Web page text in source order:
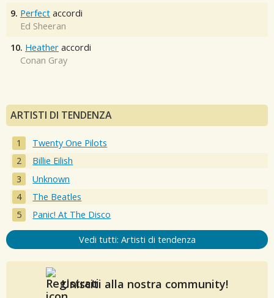
9. Perfect accordi
Ed Sheeran
10. Heather accordi
Conan Gray
ARTISTI DI TENDENZA
Twenty One Pilots
Billie Eilish
Unknown
The Beatles
Panic! At The Disco
Vedi tutti: Artisti di tendenza
Unisciti alla nostra community!